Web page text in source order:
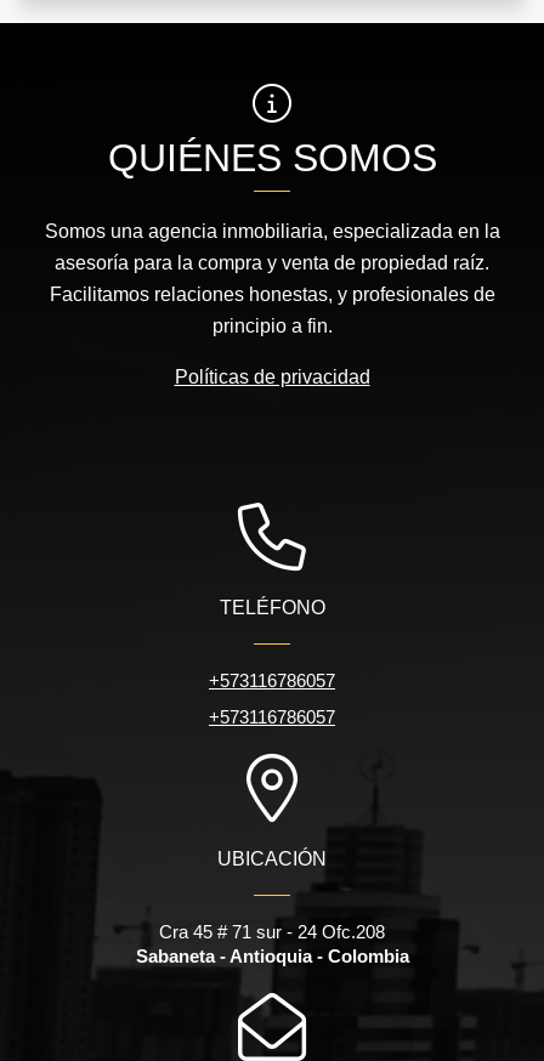
QUIÉNES SOMOS
Somos una agencia inmobiliaria, especializada en la
asesoría para la compra y venta de propiedad raíz.
Facilitamos relaciones honestas, y profesionales de
principio a fin.
Políticas de privacidad
TELÉFONO
+573116786057
+573116786057
UBICACIÓN
Cra 45 # 71 sur - 24 Ofc.208
Sabaneta - Antioquia - Colombia